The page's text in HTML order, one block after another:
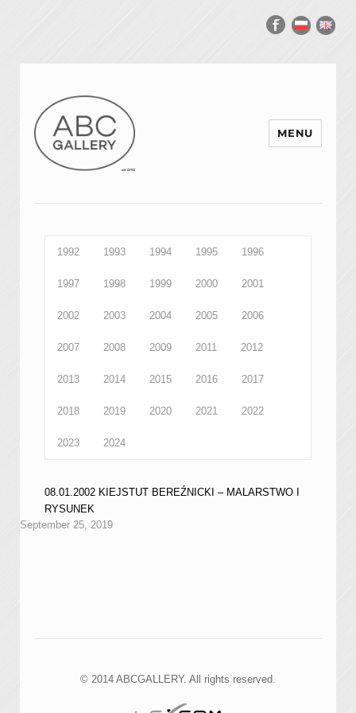
MENU
1992 1993 1994 1995 1996
1997 1998 1999 2000 2001
2002 2003 2004 2005 2006
2007 2008 2009 2011 2012
2013 2014 2015 2016 2017
2018 2019 2020 2021 2022
2023 2024
08.01.2002 KIEJSTUT BEREŹNICKI – MALARSTWO I
RYSUNEK
September 25, 2019
© 2014 ABCGALLERY. All rights reserved.